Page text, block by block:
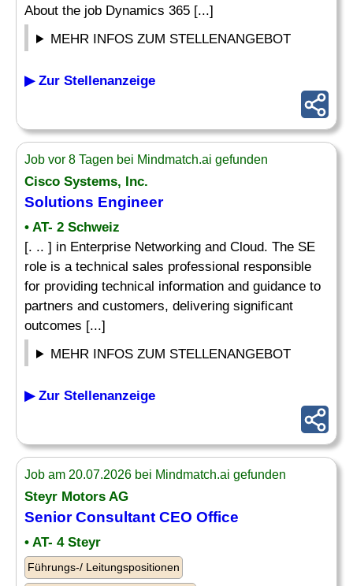
About the job Dynamics 365 [...]
MEHR INFOS ZUM STELLENANGEBOT
▶ Zur Stellenanzeige
Job vor 8 Tagen bei Mindmatch.ai gefunden
Cisco Systems, Inc.
Solutions Engineer
• AT- 2 Schweiz
[. .. ] in Enterprise Networking and Cloud. The SE
role is a technical sales professional responsible
for providing technical information and guidance to
partners and customers, delivering significant
outcomes [...]
MEHR INFOS ZUM STELLENANGEBOT
▶ Zur Stellenanzeige
Job am 20.07.2026 bei Mindmatch.ai gefunden
Steyr Motors AG
SeniorConsultant CEO Office
• AT- 4 Steyr
Führungs-/ Leitungspositionen